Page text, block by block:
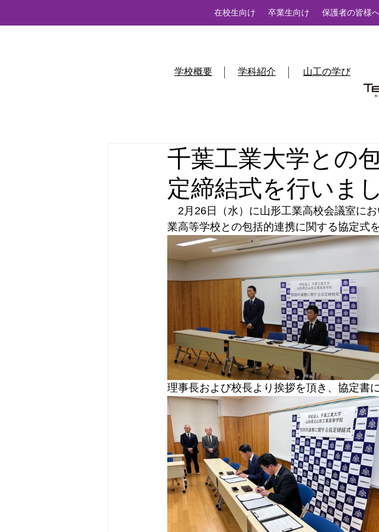
在校生向け 卒業生向け 保護者の皆様
学校概要 学科紹介 山工の学び
千葉工業大学との
定締結式を行いま
2月26日（水）に山形工業高校会議室に
業高等学校との包括的連携に関する協定式
理事長および校長より挨拶を頂き、協定書